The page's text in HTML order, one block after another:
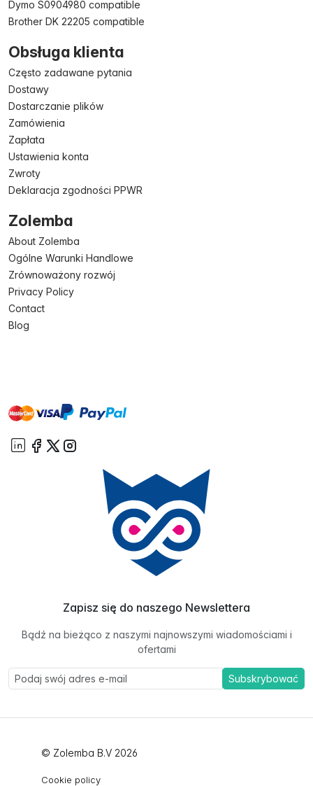
Dymo S0904980 compatible
Brother DK 22205 compatible
Obsługa klienta
Często zadawane pytania
Dostawy
Dostarczanie plików
Zamówienia
Zapłata
Ustawienia konta
Zwroty
Deklaracja zgodności PPWR
Zolemba
About Zolemba
Ogólne Warunki Handlowe
Zrównoważony rozwój
Privacy Policy
Contact
Blog
mastervisa paypal
Zapisz się do naszego Newslettera
Bądź na bieżąco z naszymi najnowszymi wiadomościami i
ofertami
Subskrybować
© Zolemba B.V 2026
Cookie policy